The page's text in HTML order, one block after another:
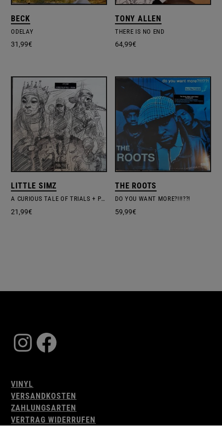
BECK
ODELAY
31,99€
TONY ALLEN
THERE IS NO END
64,99€
LITTLE SIMZ
A CURIOUS TALE OF TRIALS + PERSONS
21,99€
THE ROOTS
DO YOU WANT MORE?!!!??!
59,99€
Instagram
Facebook
VINYL
VERSANDKOSTEN
ZAHLUNGSARTEN
VERTRAG WIDERRUFEN